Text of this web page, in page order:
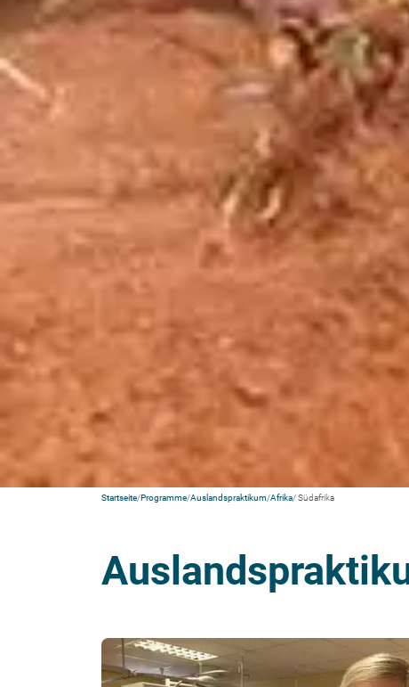
Startseite/Programme/Auslandspraktikum/Afrika/ Südafrika